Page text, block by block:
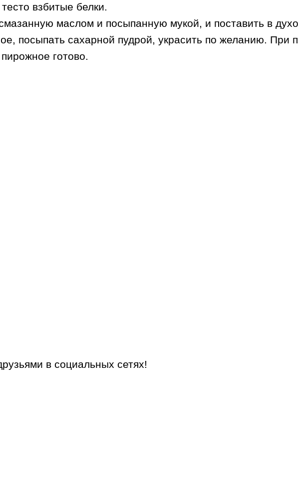
взбитые белки.
маслом и посыпанную мукой, и поставить в
посыпать сахарной пудрой, украсить по желанию. При
готово.
в социальных сетях!